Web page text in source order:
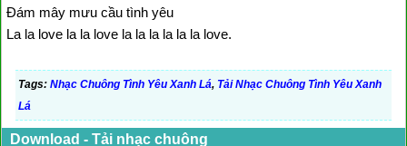
Đám mây mưu cầu tình yêu
La la love la la love la la la la la la love.
Tags: Nhạc Chuông Tình Yêu Xanh Lá, Tải Nhạc Chuông Tình Yêu Xanh
Lá
Download - Tải nhạc chuông